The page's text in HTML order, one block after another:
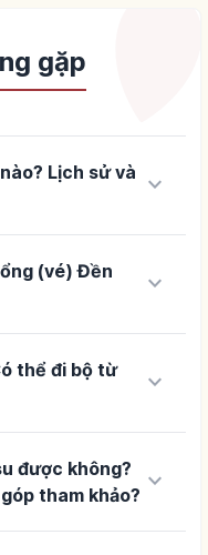
gặp
Lịch sử và keyboard_arrow_down
(vé) Đền
keyboard_arrow_down
thể đi bộ từ
keyboard_arrow_down
được không?
tham khảo? keyboard_arrow_down